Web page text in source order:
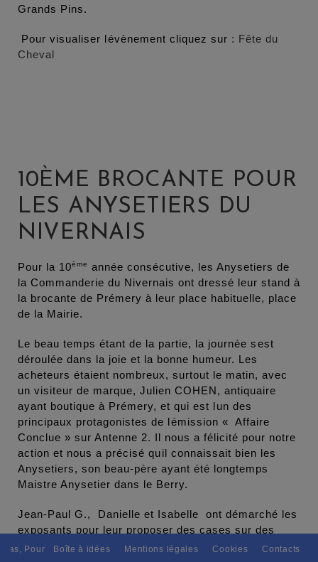
Grands Pins.
Pour visualiser lévènement cliquez sur : Fête du
Cheval
10ÈME BROCANTE POUR
LES ANYSETIERS DU
NIVERNAIS
Pour la 10ème
année consécutive, les Anysetiers de
la Commanderie du Nivernais ont dressé leur stand à
la brocante de Prémery à leur place habituelle, place
de la Mairie.
Le beau temps étant de la partie, la journée sest
déroulée dans la joie et la bonne humeur. Les
acheteurs étaient nombreux, surtout le matin, avec
un visiteur de marque, Julien COHEN, antiquaire
ayant boutique à Prémery, et qui est lun des
principaux protagonistes de lémission « Affaire
Conclue » sur Antenne 2. Il nous a félicité pour notre
action et nous a précisé quil connaissait bien les
Anysetiers, son beau-père ayant été longtemps
Maistre Anysetier dans le Berry.
Jean-Paul G., Danielle et Isabelle ont démarché les
exposants pour leur proposer des cases sur des
grilles à lots. Ainsi des bons dachats, des sacs, de
tous avec discernement. // L'amitié tu dispenseras, A tous les
Boîte à idées Mentions légales Cookies Contacts